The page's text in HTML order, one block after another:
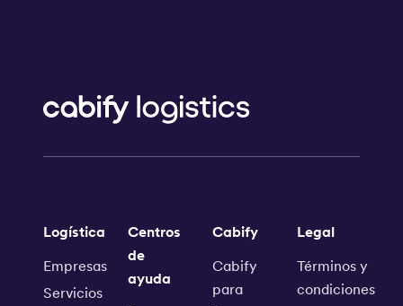
Logística
Empresas
Servicios
Centros
de
ayuda
Cabify
Cabify
para
Legal
Términos y
condiciones